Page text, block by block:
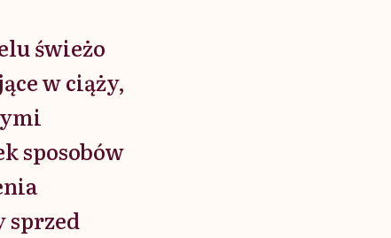
świeżo
w ciąży,
sposobów
sprzed